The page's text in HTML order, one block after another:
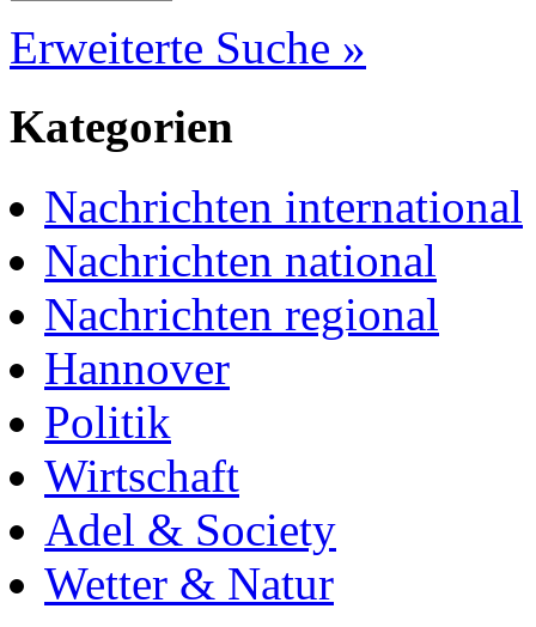
Erweiterte Suche »
Kategorien
Nachrichten international
Nachrichten national
Nachrichten regional
Hannover
Politik
Wirtschaft
Adel & Society
Wetter & Natur